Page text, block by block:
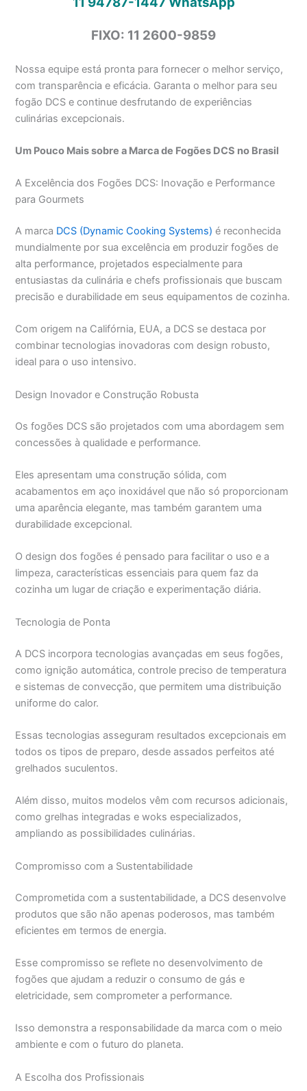
FIXO: 11 2600-9859
Nossa equipe está pronta para fornecer o melhor serviço,
com transparência e eficácia. Garanta o melhor para seu
fogão DCS e continue desfrutando de experiências
culinárias excepcionais.
Um Pouco Mais sobre a Marca de Fogões DCS no Brasil
A Excelência dos Fogões DCS: Inovação e Performance
para Gourmets
A marca DCS (Dynamic Cooking Systems) é reconhecida
mundialmente por sua excelência em produzir fogões de
alta performance, projetados especialmente para
entusiastas da culinária e chefs profissionais que buscam
precisão e durabilidade em seus equipamentos de cozinha.
Com origem na Califórnia, EUA, a DCS se destaca por
combinar tecnologias inovadoras com design robusto,
ideal para o uso intensivo.
Design Inovador e Construção Robusta
Os fogões DCS são projetados com uma abordagem sem
concessões à qualidade e performance.
Eles apresentam uma construção sólida, com
acabamentos em aço inoxidável que não só proporcionam
uma aparência elegante, mas também garantem uma
durabilidade excepcional.
O design dos fogões é pensado para facilitar o uso e a
limpeza, características essenciais para quem faz da
cozinha um lugar de criação e experimentação diária.
Tecnologia de Ponta
A DCS incorpora tecnologias avançadas em seus fogões,
como ignição automática, controle preciso de temperatura
e sistemas de convecção, que permitem uma distribuição
uniforme do calor.
Essas tecnologias asseguram resultados excepcionais em
todos os tipos de preparo, desde assados perfeitos até
grelhados suculentos.
Além disso, muitos modelos vêm com recursos adicionais,
como grelhas integradas e woks especializados,
ampliando as possibilidades culinárias.
Compromisso com a Sustentabilidade
Comprometida com a sustentabilidade, a DCS desenvolve
produtos que são não apenas poderosos, mas também
eficientes em termos de energia.
Esse compromisso se reflete no desenvolvimento de
fogões que ajudam a reduzir o consumo de gás e
eletricidade, sem comprometer a performance.
Isso demonstra a responsabilidade da marca com o meio
ambiente e com o futuro do planeta.
A Escolha dos Profissionais